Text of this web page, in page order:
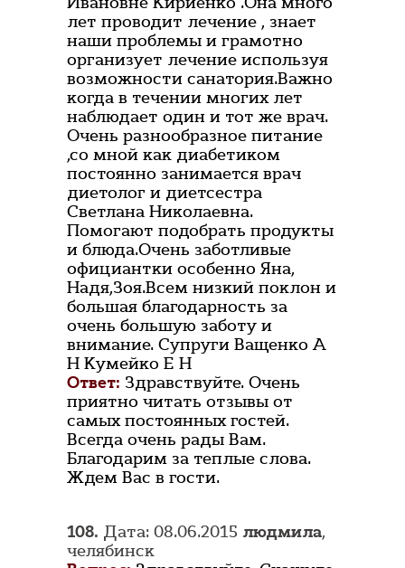
лет проводит лечение , знает
наши проблемы и грамотно
организует лечение используя
возможности санатория.Важно
когда в течении многих лет
наблюдает один и тот же врач.
Очень разнообразное питание
,со мной как диабетиком
постоянно занимается врач
диетолог и диетсестра
Светлана Николаевна.
Помогают подобрать продукты
и блюда.Очень заботливые
официантки особенно Яна,
Надя,Зоя.Всем низкий поклон и
большая благодарность за
очень большую заботу и
внимание. Супруги Ващенко А
Н Кумейко Е Н
Ответ: Здравствуйте. Очень
приятно читать отзывы от
самых постоянных гостей.
Всегда очень рады Вам.
Благодарим за теплые слова.
Ждем Вас в гости.
108. Дата: 08.06.2015 людмила,
челябинск